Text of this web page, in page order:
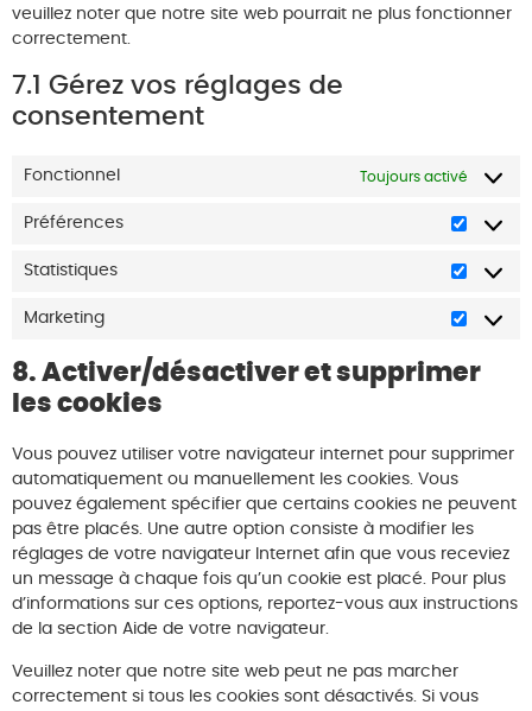
veuillez noter que notre site web pourrait ne plus fonctionner
correctement.
7.1 Gérez vos réglages de
consentement
Fonctionnel Toujours activé
Préférences
Statistiques
Marketing
8. Activer/désactiver et supprimer
les cookies
Vous pouvez utiliser votre navigateur internet pour supprimer
automatiquement ou manuellement les cookies. Vous
pouvez également spécifier que certains cookies ne peuvent
pas être placés. Une autre option consiste à modifier les
réglages de votre navigateur Internet afin que vous receviez
un message à chaque fois qu’un cookie est placé. Pour plus
d’informations sur ces options, reportez-vous aux instructions
de la section Aide de votre navigateur.
Veuillez noter que notre site web peut ne pas marcher
correctement si tous les cookies sont désactivés. Si vous